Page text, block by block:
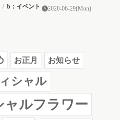
2020-06-29(Mon)
/ b：イベント
お正月 お知らせ
シャル
ャルフラワー